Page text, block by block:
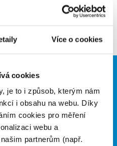
Více o cookies
cookies
je to i způsob, kterým nám
i obsahu na webu. Díky
cookies pro měření
webu a
partnerům (např.
za pár dní.
Firmy
Vložit inzerát
Propagace